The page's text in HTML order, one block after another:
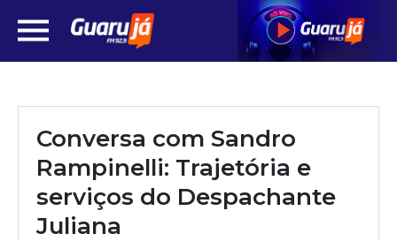
Conversa com Sandro
Rampinelli: Trajetória e
serviços do Despachante
Juliana